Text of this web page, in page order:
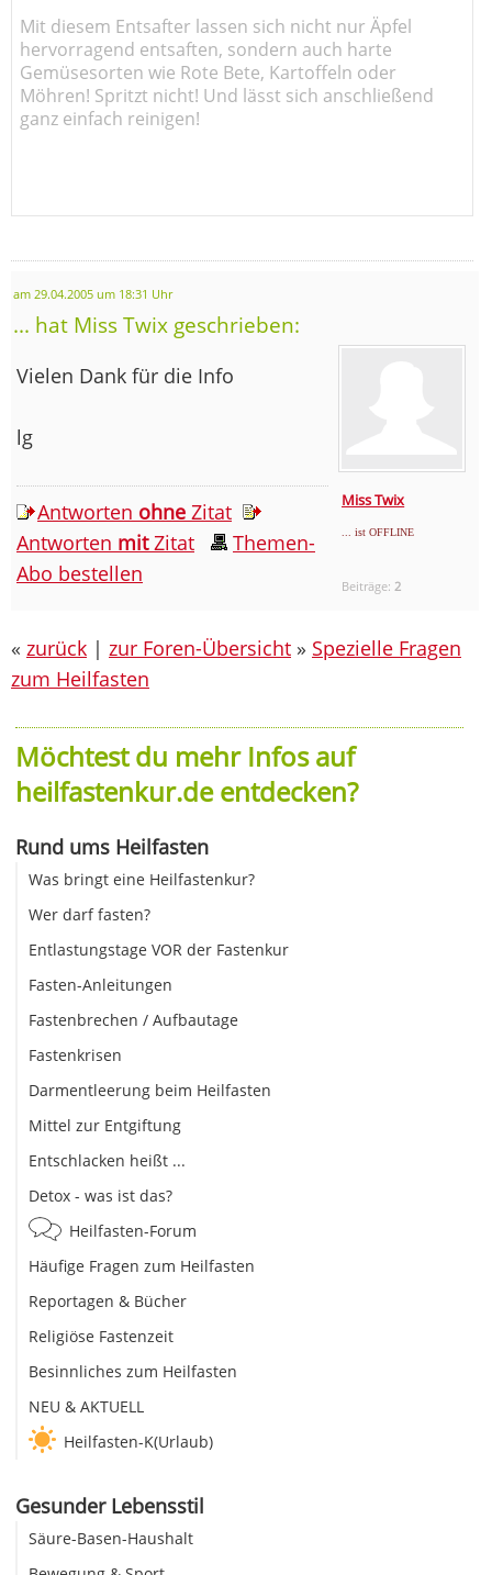
Mit diesem Entsafter lassen sich nicht nur Äpfel
hervorragend entsaften, sondern auch harte
Gemüsesorten wie Rote Bete, Kartoffeln oder
Möhren! Spritzt nicht! Und lässt sich anschließend
ganz einfach reinigen!
am 29.04.2005 um 18:31 Uhr
... hat Miss Twix geschrieben:
Miss Twix
... ist OFFLINE
Beiträge: 2
Vielen Dank für die Info
lg
Antworten ohne Zitat
Antworten mitZitat
Themen-
Abo bestellen
« zurück | zur Foren-Übersicht » Spezielle Fragen
zum Heilfasten
Möchtest du mehr Infos auf
heilfastenkur.de entdecken?
Rund ums Heilfasten
Was bringt eine Heilfastenkur?
Wer darf fasten?
Entlastungstage VOR der Fastenkur
Fasten-Anleitungen
Fastenbrechen / Aufbautage
Fastenkrisen
Darmentleerung beim Heilfasten
Mittel zur Entgiftung
Entschlacken heißt ...
Detox - was ist das?
Heilfasten-Forum
Häufige Fragen zum Heilfasten
Reportagen & Bücher
Religiöse Fastenzeit
Besinnliches zum Heilfasten
NEU & AKTUELL
Heilfasten-K(Urlaub)
Gesunder Lebensstil
Säure-Basen-Haushalt